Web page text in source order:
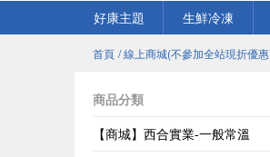
好康主題
生鮮冷凍
首頁 / 線上商城(不參加全站現折優
商品分類
【商城】西合實業-一般常溫